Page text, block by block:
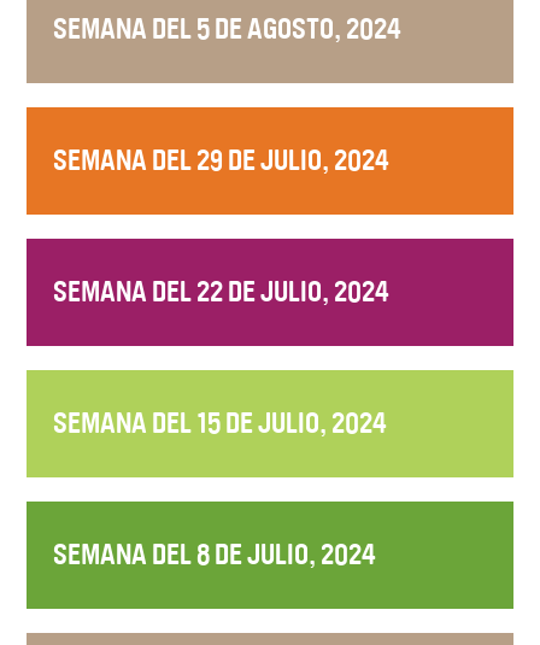
SEMANA DEL 5 DE AGOSTO, 2024
SEMANA DEL 29 DE JULIO, 2024
SEMANA DEL 22 DE JULIO, 2024
SEMANA DEL 15 DE JULIO, 2024
SEMANA DEL 8 DE JULIO, 2024